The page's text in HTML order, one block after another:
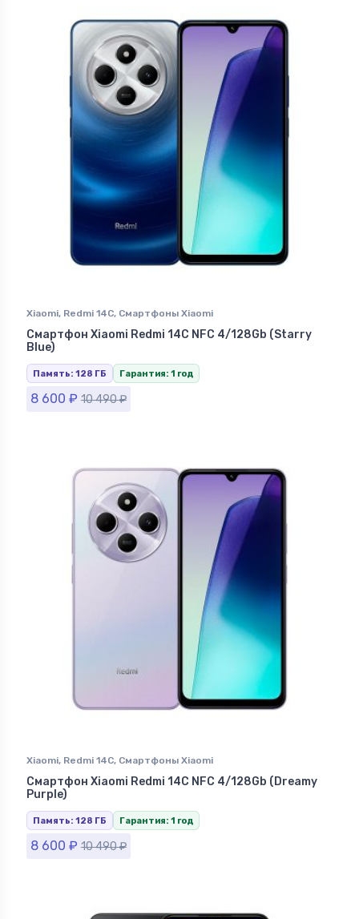
Xiaomi, Redmi 14C, Смартфоны Xiaomi
Смартфон Xiaomi Redmi 14C NFC 4/128Gb (Starry
Blue)
Память: 128 ГБ Гарантия: 1 год
8 600 ₽ 10 490₽
Xiaomi, Redmi 14C, Смартфоны Xiaomi
Смартфон Xiaomi Redmi 14C NFC 4/128Gb (Dreamy
Purple)
Память: 128 ГБ Гарантия: 1 год
8 600 ₽ 10 490₽